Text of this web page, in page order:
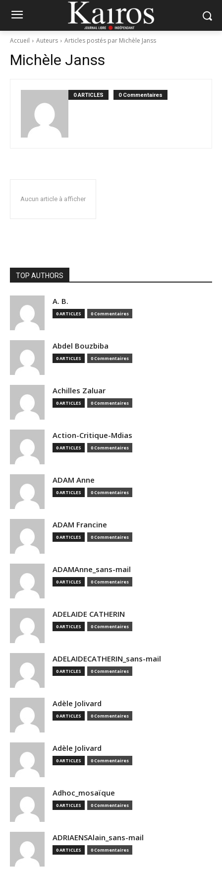
Accueil Auteurs Articles postés par Michèle Janss
Michèle Janss
0 ARTICLES 0 Commentaires
Aucun article à afficher
TOP AUTHORS
A. B.
0 ARTICLES 0 Commentaires
Abdel Bouzbiba
0 ARTICLES 0 Commentaires
Achilles Zaluar
0 ARTICLES 0 Commentaires
Action-Critique-Mdias
0 ARTICLES 0 Commentaires
ADAM Anne
0 ARTICLES 0 Commentaires
ADAM Francine
0 ARTICLES 0 Commentaires
ADAMAnne_sans-mail
0 ARTICLES 0 Commentaires
ADELAIDE CATHERIN
0 ARTICLES 0 Commentaires
ADELAIDECATHERIN_sans-mail
0 ARTICLES 0 Commentaires
Adèle Jolivard
0 ARTICLES 0 Commentaires
Adèle Jolivard
0 ARTICLES 0 Commentaires
Adhoc_mosaïque
0 ARTICLES 0 Commentaires
ADRIAENSAlain_sans-mail
0 ARTICLES 0 Commentaires